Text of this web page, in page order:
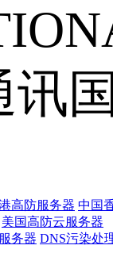
讯
高防服务器 中国
美国高防云服务器
务器 DNS污染处